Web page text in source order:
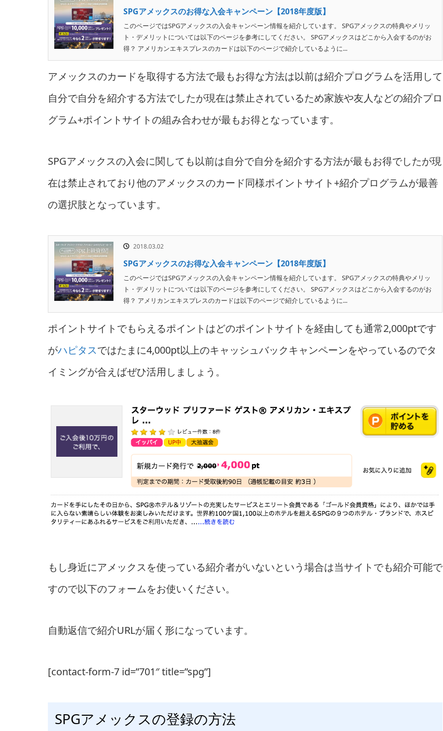
SPGアメックスのお得な入会キャンペーン【2018年度版】
このページではSPGアメックスの入会キャンペーン情報を紹介しています。 SPGアメックスの特典やメリッ
ト・デメリットについては以下のページを参考にしてください。 SPGアメックスはどこから入会するのがお
得？ アメリカンエキスプレスのカードは以下のページで紹介しているように...
アメックスのカードを取得する方法で最もお得な方法は以前は紹介プログラムを活用して
自分で自分を紹介する方法でしたが現在は禁止されているため家族や友人などの紹介プロ
グラム+ポイントサイトの組み合わせが最もお得となっています。
SPGアメックスの入会に関しても以前は自分で自分を紹介する方法が最もお得でしたが現
在は禁止されており他のアメックスのカード同様ポイントサイト+紹介プログラムが最善
の選択肢となっています。
2018.03.02
SPGアメックスのお得な入会キャンペーン【2018年度版】
このページではSPGアメックスの入会キャンペーン情報を紹介しています。 SPGアメックスの特典やメリッ
ト・デメリットについては以下のページを参考にしてください。 SPGアメックスはどこから入会するのがお
得？ アメリカンエキスプレスのカードは以下のページで紹介しているように...
ポイントサイトでもらえるポイントはどのポイントサイトを経由しても通常2,000ptです
がハピタスではたまに4,000pt以上のキャッシュバックキャンペーンをやっているのでタ
イミングが合えばぜひ活用しましょう。
もし身近にアメックスを使っている紹介者がいないという場合は当サイトでも紹介可能で
すので以下のフォームをお使いください。
自動返信で紹介URLが届く形になっています。
[contact-form-7 id=”701″ title=”spg”]
SPGアメックスの登録の方法